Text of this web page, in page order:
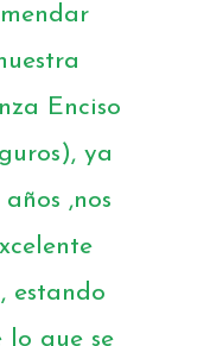
Enciso
ya
,nos
estando
lo que se